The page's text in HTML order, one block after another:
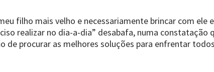
filho mais velho e necessariamente brincar com ele
realizar no dia-a-dia” desabafa, numa constatação
de procurar as melhores soluções para enfrentar